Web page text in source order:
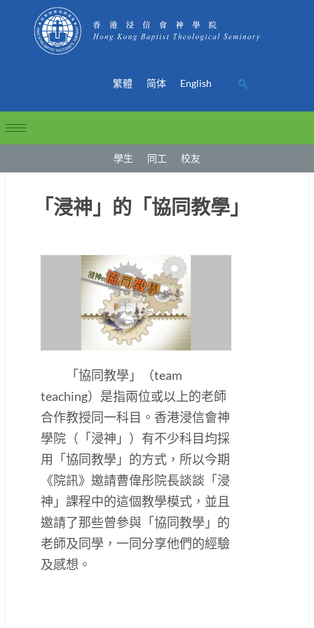
繁體 简体 English
學生 同工 校友
「浸神」的「協同教學」
「協同教學」（team
teaching）是指兩位或以上的老師
合作教授同一科目。香港浸信會神
學院（「浸神」）有不少科目均採
用「協同教學」的方式，所以今期
《院訊》邀請曹偉彤院長談談「浸
神」課程中的這個教學模式，並且
邀請了那些曾參與「協同教學」的
老師及同學，一同分享他們的經驗
及感想。